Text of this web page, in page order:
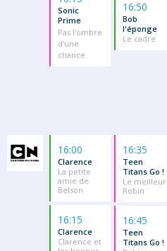
Sonic
Prime
Pas l'ombre
d'une
chance
16:50
Bob
l'éponge
Le cadre
16:00
Clarence
La petite
amie de
Belson
16:15
Clarence
Clarence et
16:35
Teen
Titans Go !
Le meilleur
Robin
16:45
Teen
Titans Go !